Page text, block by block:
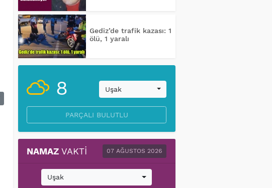
Gediz’de trafik kazası: 1
ölü, 1 yaralı
8 Uşak
PARÇALI BULUTLU
NAMAZ VAKTI 07 AĞUSTOS 2026
Uşak